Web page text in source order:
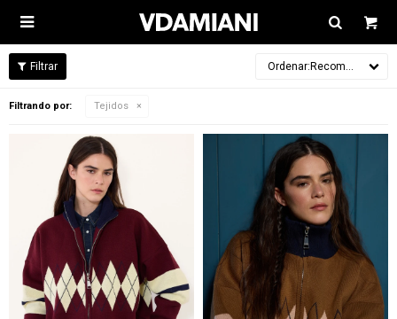

Recomendados
Filtrando por: Tejidos